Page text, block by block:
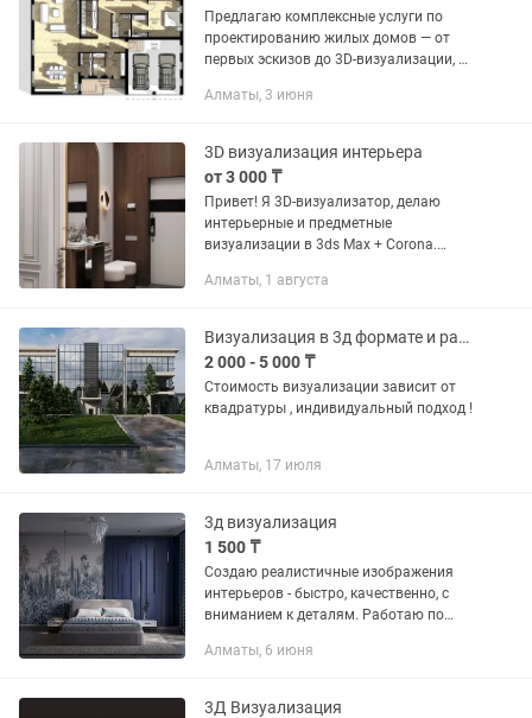
Предлагаю комплексные услуги по
проектированию жилых домов — от
первых эскизов до 3D-визуализации, а
узаконения дома, получения АПЗ и
Алматы, 3 июня
3D визуализация интерьера
от 3 000 ₸
Привет! Я 3D-визуализатор, делаю
интерьерные и предметные
визуализации в 3ds Max + Corona.
клиент сразу понял атмосферу,
результат....
Алматы, 1 августа
Визуализация в 3д формате и расстановка
2 000 - 5 000 ₸
Стоимость визуализации зависит от
квадратуры , индивидуальный подход !
Алматы, 17 июля
3д визуализация
1 500 ₸
Создаю реалистичные изображения
интерьеров - быстро, качественно, с
вниманием к деталям. Работаю по
документы предоставляем
Алматы, 6 июня
3Д Визуализация